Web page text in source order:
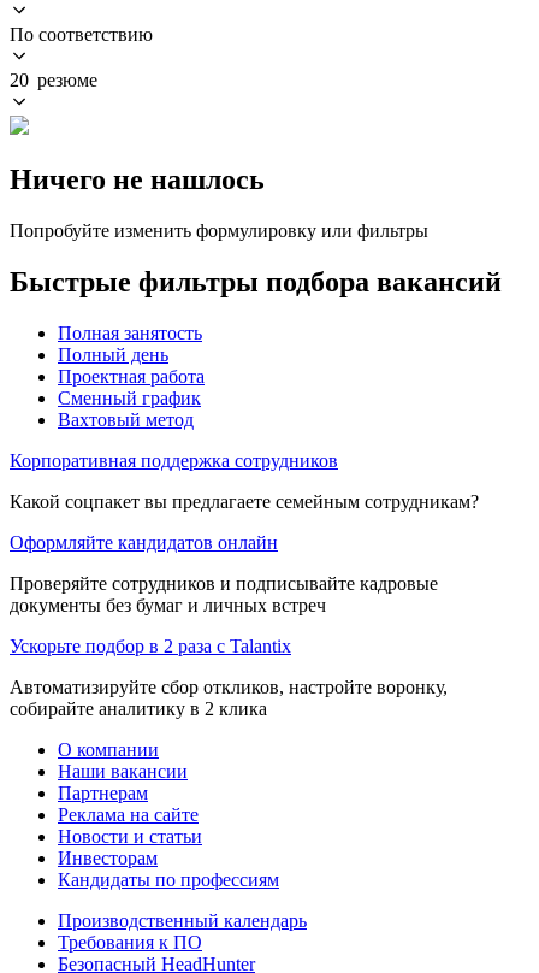
По соответствию
20 резюме
Ничего не нашлось
Попробуйте изменить формулировку или фильтры
Быстрые фильтры подбора вакансий
Полная занятость
Полный день
Проектная работа
Сменный график
Вахтовый метод
Корпоративная поддержка сотрудников
Какой соцпакет вы предлагаете семейным сотрудникам?
Оформляйте кандидатов онлайн
Проверяйте сотрудников и подписывайте кадровые
документы без бумаг и личных встреч
Ускорьте подбор в 2 раза с Talantix
Автоматизируйте сбор откликов, настройте воронку,
собирайте аналитику в 2 клика
О компании
Наши вакансии
Партнерам
Реклама на сайте
Новости и статьи
Инвесторам
Кандидаты по профессиям
Производственный календарь
Требования к ПО
Безопасный HeadHunter